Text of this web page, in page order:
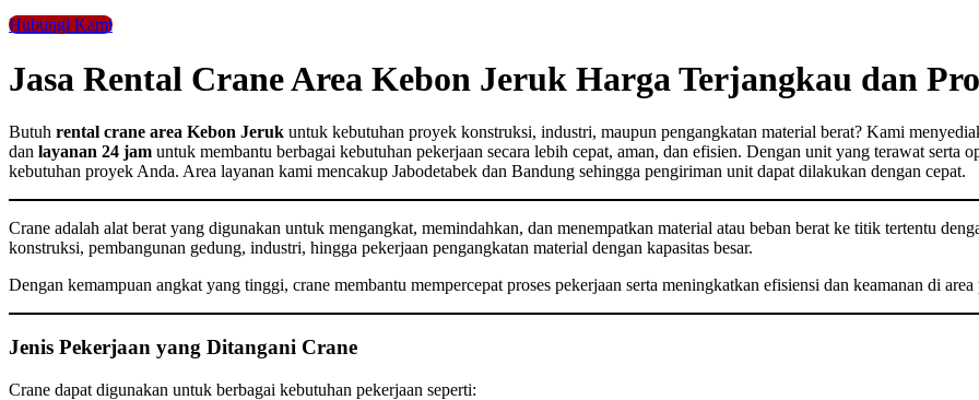
Hubungi Kami
Jasa Rental Crane Area Kebon Jeruk Harga Terjangkau dan
Butuh rental crane area Kebon Jeruk untuk kebutuhan proyek konstruksi, industri, maupun pengangkatan material berat? Kami
dan layanan 24 jam untuk membantu berbagai kebutuhan pekerjaan secara lebih cepat, aman, dan efisien. Dengan unit yang terawat serta
kebutuhan proyek Anda. Area layanan kami mencakup Jabodetabek dan Bandung sehingga pengiriman unit dapat dilakukan dengan cepat.
Crane adalah alat berat yang digunakan untuk mengangkat, memindahkan, dan menempatkan material atau beban berat ke titik tertentu
konstruksi, pembangunan gedung, industri, hingga pekerjaan pengangkatan material dengan kapasitas besar.
Dengan kemampuan angkat yang tinggi, crane membantu mempercepat proses pekerjaan serta meningkatkan efisiensi dan keamanan di
Jenis Pekerjaan yang Ditangani Crane
Crane dapat digunakan untuk berbagai kebutuhan pekerjaan seperti: